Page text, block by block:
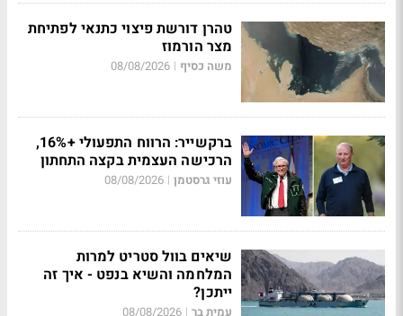
טהרן דורשת פיצוי כתנאי לפתיחת
מצר הורמוז
משה כסיף |
08/08/2026
ברקשייר: הרווח התפעולי +16%,
הרכישה העצמית בקצה התחתון
עוזי גרסטמן |
08/08/2026
שיאים בוול סטריט למרות
המלחמה והשיא בנפט - איך זה
ייתכן?
עמית בר |
08/08/2026